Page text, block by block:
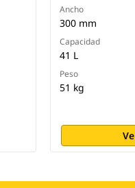
Ancho
300 mm
Capacidad
41 L
Peso
51 kg